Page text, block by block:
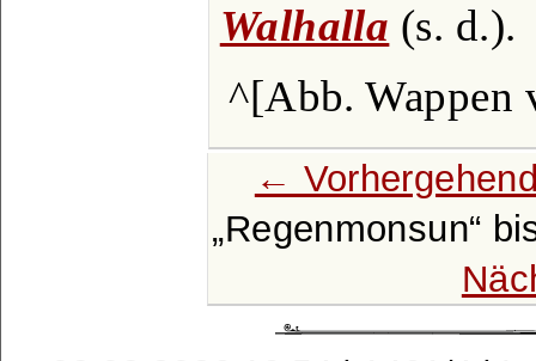
Walhalla (s. d.).
^[Abb. Wappen
←
Regenmonsun